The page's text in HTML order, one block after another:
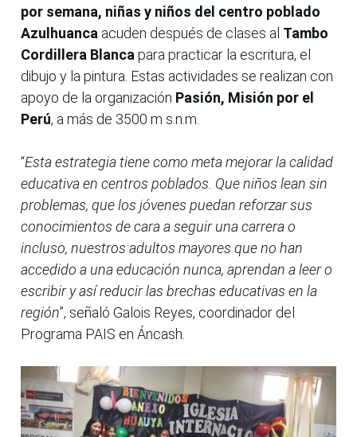
por semana, niñas y niños del centro poblado
Azulhuanca acuden después de clases al Tambo
Cordillera Blancapara practicar la escritura, el
dibujo y la pintura. Estas actividades se realizan con
apoyo de la organización Pasión, Misión por el
Perú, a más de 3500 m s.n.m.
“Esta estrategia tiene como meta mejorar la calidad
educativa en centros poblados. Que niños lean sin
problemas, que los jóvenes puedan reforzar sus
conocimientos de cara a seguir una carrera o
incluso, nuestros adultos mayores que no han
accedido a una educación nunca, aprendan a leer o
escribir y así reducir las brechas educativas en la
región”, señaló Galois Reyes, coordinador del
Programa PAIS en Áncash.